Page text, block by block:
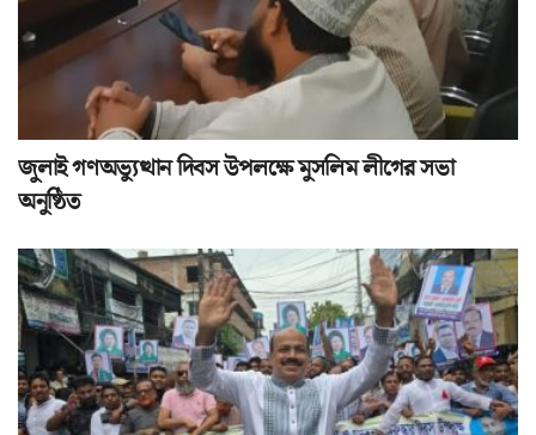
জুলাই গণঅভ্যুত্থান দিবস উপলক্ষে মুসলিম লীগের সভা
অনুষ্ঠিত